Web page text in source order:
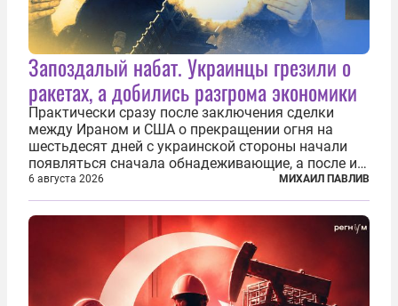
Запоздалый набат. Украинцы грезили о
ракетах, а добились разгрома экономики
Практически сразу после заключения сделки
между Ираном и США о прекращении огня на
шестьдесят дней с украинской стороны начали
появляться сначала обнадеживающие, а после и
вовсе бравурные заявления про некий «перелом»
в войне. Вероятно, в сознании первых лиц
киевского режима и стоящих за ними...
6 августа 2026 МИХАИЛ ПАВЛИВ